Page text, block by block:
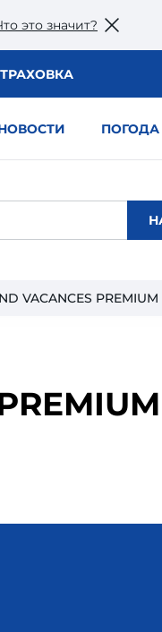
это значит?
ПОГОДА
VACANCES